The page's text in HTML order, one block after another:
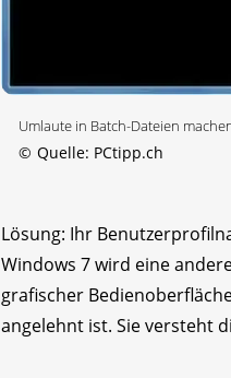
Umlaute in Batch-Dateien
© Quelle: PCtipp.ch
Lösung: Ihr
Windows 7 wird eine
grafischer
angelehnt ist. Sie versteht